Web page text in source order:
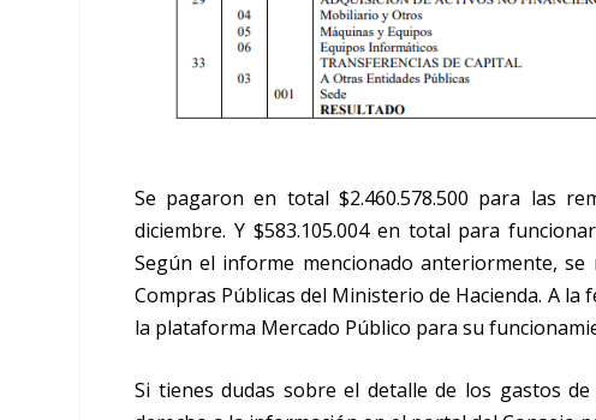
Se pagaron en total $2.460.578.500 para las
diciembre. Y $583.105.004 en total para
Según el informe mencionado anteriormente, se
Compras Públicas del Ministerio de Hacienda. A la
la plataforma Mercado Público para su
Si tienes dudas sobre el detalle de los gastos